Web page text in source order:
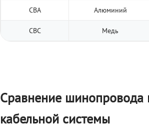
СВА Алюминий
СВС Медь
Сравнение шинопровода
кабельной системы